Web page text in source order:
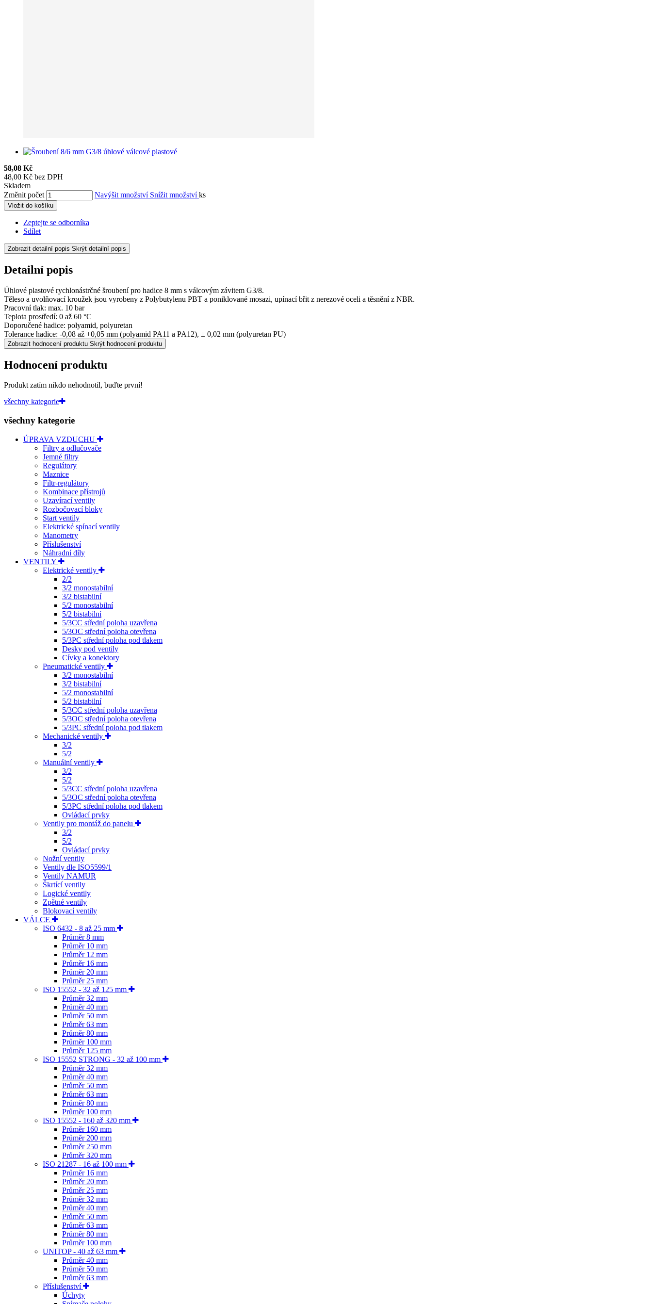
58,08 Kč
48,00 Kč bez DPH
Skladem
Změnit počet
Navýšit množství Snížit množstvíks
Vložit do košíku
Zeptejte se odborníka
Sdílet
Zobrazit detailní popis Skrýt detailní popis
Detailní popis
Úhlové plastové rychlonástrčné šroubení pro hadice 8 mm s válcovým závitem G3/8.
Těleso a uvolňovací kroužek jsou vyrobeny z Polybutylenu PBT a poniklované mosazi, upínací břit z nerezové oceli a těsnění z NBR.
Pracovní tlak: max. 10 bar
Teplota prostředí: 0 až 60 °C
Doporučené hadice: polyamid, polyuretan
Tolerance hadice: -0,08 až +0,05 mm (polyamid PA11 a PA12), ± 0,02 mm (polyuretan PU)
Zobrazit hodnocení produktu Skrýt hodnocení produktu
Hodnocení produktu
Produkt zatím nikdo nehodnotil, buďte první!
všechny kategorie
všechny kategorie
ÚPRAVA VZDUCHU
Filtry a odlučovače
Jemné filtry
Regulátory
Maznice
Filtr-regulátory
Kombinace přístrojů
Uzavírací ventily
Rozbočovací bloky
Start ventily
Elektrické spínací ventily
Manometry
Příslušenství
Náhradní díly
VENTILY
Elektrické ventily
2/2
3/2 monostabilní
3/2 bistabilní
5/2 monostabilní
5/2 bistabilní
5/3CC střední poloha uzavřena
5/3OC střední poloha otevřena
5/3PC střední poloha pod tlakem
Desky pod ventily
Cívky a konektory
Pneumatické ventily
3/2 monostabilní
3/2 bistabilní
5/2 monostabilní
5/2 bistabilní
5/3CC střední poloha uzavřena
5/3OC střední poloha otevřena
5/3PC střední poloha pod tlakem
Mechanické ventily
3/2
5/2
Manuální ventily
3/2
5/2
5/3CC střední poloha uzavřena
5/3OC střední poloha otevřena
5/3PC střední poloha pod tlakem
Ovládací prvky
Ventily pro montáž do panelu
3/2
5/2
Ovládací prvky
Nožní ventily
Ventily dle ISO5599/1
Ventily NAMUR
Škrtící ventily
Logické ventily
Zpětné ventily
Blokovací ventily
VÁLCE
ISO 6432 - 8 až 25 mm
Průměr 8 mm
Průměr 10 mm
Průměr 12 mm
Průměr 16 mm
Průměr 20 mm
Průměr 25 mm
ISO 15552 - 32 až 125 mm
Průměr 32 mm
Průměr 40 mm
Průměr 50 mm
Průměr 63 mm
Průměr 80 mm
Průměr 100 mm
Průměr 125 mm
ISO 15552 STRONG - 32 až 100 mm
Průměr 32 mm
Průměr 40 mm
Průměr 50 mm
Průměr 63 mm
Průměr 80 mm
Průměr 100 mm
ISO 15552 - 160 až 320 mm
Průměr 160 mm
Průměr 200 mm
Průměr 250 mm
Průměr 320 mm
ISO 21287 - 16 až 100 mm
Průměr 16 mm
Průměr 20 mm
Průměr 25 mm
Průměr 32 mm
Průměr 40 mm
Průměr 50 mm
Průměr 63 mm
Průměr 80 mm
Průměr 100 mm
UNITOP - 40 až 63 mm
Průměr 40 mm
Průměr 50 mm
Průměr 63 mm
Příslušenství
Úchyty